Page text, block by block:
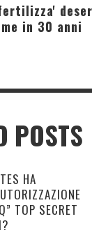
in 30 anni
POSTS
HA
TOP SECRET